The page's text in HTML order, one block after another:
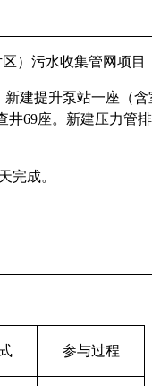
）污水收集管网项目
新建提升泵站一座（
井69座。新建压力管
完成。
参与过程